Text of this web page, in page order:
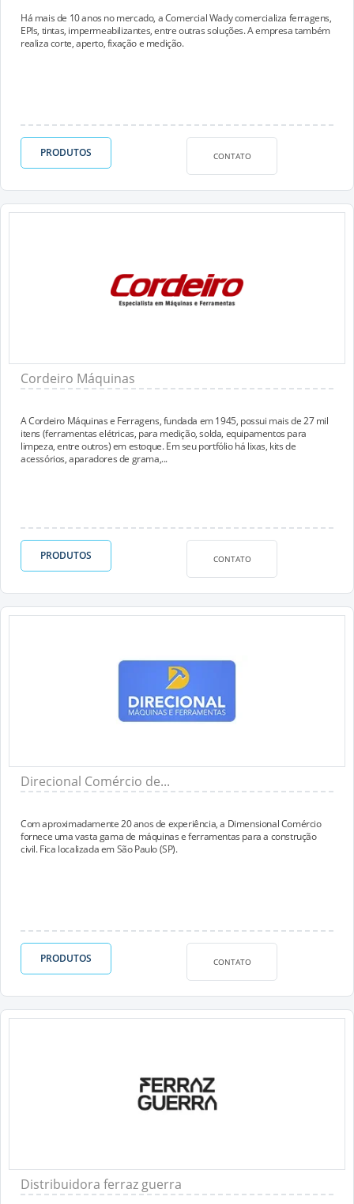
Há mais de 10 anos no mercado, a Comercial Wady comercializa ferragens,
EPIs, tintas, impermeabilizantes, entre outras soluções. A empresa também
realiza corte, aperto, fixação e medição.
PRODUTOS CONTATO
Cordeiro Máquinas
A Cordeiro Máquinas e Ferragens, fundada em 1945, possui mais de 27 mil
itens (ferramentas elétricas, para medição, solda, equipamentos para
limpeza, entre outros) em estoque. Em seu portfólio há lixas, kits de
acessórios, aparadores de grama,...
PRODUTOS CONTATO
Direcional Comércio de...
Com aproximadamente 20 anos de experiência, a Dimensional Comércio
fornece uma vasta gama de máquinas e ferramentas para a construção
civil. Fica localizada em São Paulo (SP).
PRODUTOS CONTATO
Distribuidora ferraz guerra